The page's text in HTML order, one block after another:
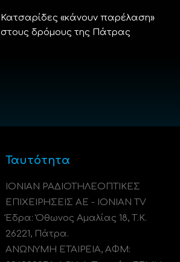
Κατσαρίδες «κάνουν παρέλαση»
στους δρόμους της Πάτρας
Ταυτότητα
ΙΟΝΙΑΝ ΡΑΔΙΟΤΗΛΕΟΠΤΙΚΕΣ
ΕΠΙΧΕΙΡΗΣΕΙΣ ΑΕ - IONIAN TV
Έδρα: Όθωνος Αμαλίας 18, Τ.Κ.
26221, Πάτρα.
ΑΝΩΝΥΜΗ ΕΤΑΙΡΕΙΑ, ΑΦΜ: